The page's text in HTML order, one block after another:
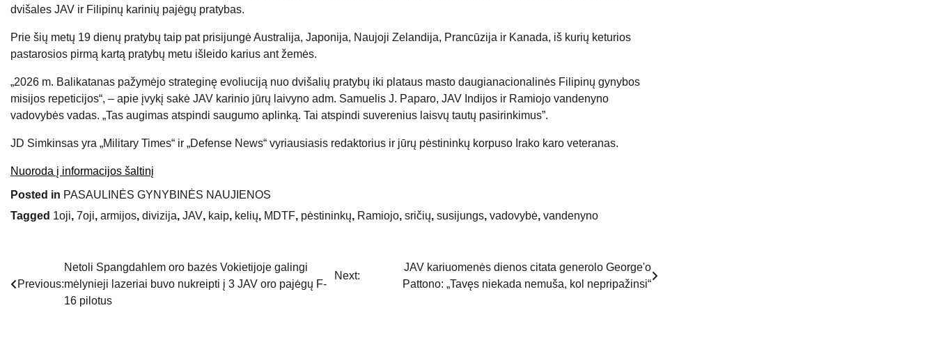
dvišales JAV ir Filipinų karinių pajėgų pratybas.
Prie šių metų 19 dienų pratybų taip pat prisijungė Australija, Japonija, Naujoji Zelandija, Prancūzija ir Kanada, iš kurių keturios
pastarosios pirmą kartą pratybų metu išleido karius ant žemės.
„2026 m. Balikatanas pažymėjo strateginę evoliuciją nuo dvišalių pratybų iki plataus masto daugianacionalinės Filipinų gynybos
misijos repeticijos“, – apie įvykį sakė JAV karinio jūrų laivyno adm. Samuelis J. Paparo, JAV Indijos ir Ramiojo vandenyno
vadovybės vadas. „Tas augimas atspindi saugumo aplinką. Tai atspindi suverenius laisvų tautų pasirinkimus”.
JD Simkinsas yra „Military Times“ ir „Defense News“ vyriausiasis redaktorius ir jūrų pėstininkų korpuso Irako karo veteranas.
Nuoroda į informacijos šaltinį
Posted in PASAULINĖS GYNYBINĖS NAUJIENOS
Tagged 1oji, 7oji, armijos, divizija, JAV, kaip, kelių, MDTF, pėstininkų, Ramiojo, sričių, susijungs, vadovybė, vandenyno
Navigacija
Previous:
Netoli Spangdahlem oro bazės Vokietijoje galingi
mėlynieji lazeriai buvo nukreipti į 3 JAV oro pajėgų F-
16 pilotus
Next:
JAV kariuomenės dienos citata generolo George'o
Pattono: „Tavęs niekada nemuša, kol nepripažinsi“